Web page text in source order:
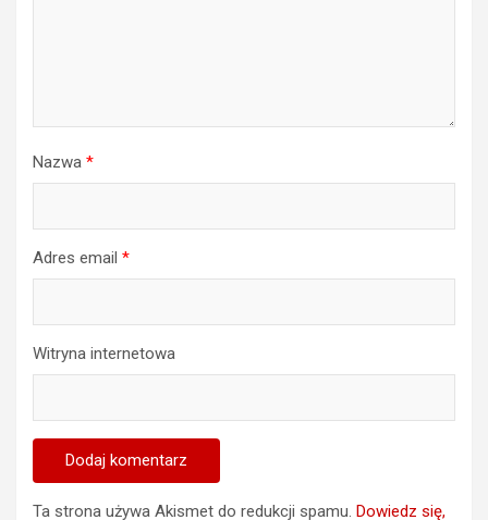
Nazwa *
Adres email *
Witryna internetowa
Ta strona używa Akismet do redukcji spamu. Dowiedz się,